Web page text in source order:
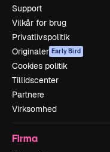
Support
Vilkår for brug
Privatlivspolitik
Originaler Early Bird
Cookies politik
Tillidscenter
Partnere
Virksomhed
Firma